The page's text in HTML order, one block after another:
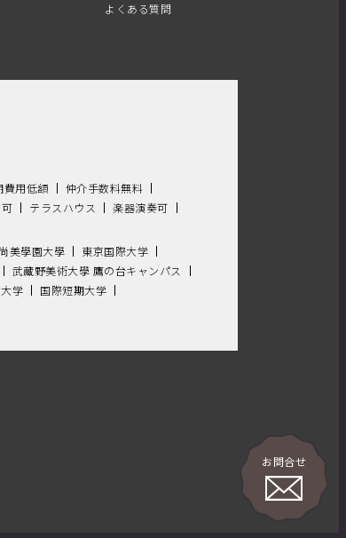
お問合せ
よくある質問
費用低額
仲介手数料無料
テラスハウス
楽器演奏可
尚美學園大學
東京国際大学
武藏野美術大學 鷹の台キャンパス
学
国際短期大学